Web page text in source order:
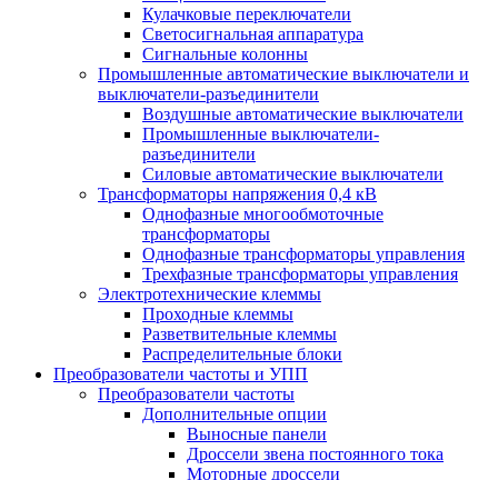
Кулачковые переключатели
Светосигнальная аппаратура
Сигнальные колонны
Промышленные автоматические выключатели и
выключатели-разъединители
Воздушные автоматические выключатели
Промышленные выключатели-
разъединители
Силовые автоматические выключатели
Трансформаторы напряжения 0,4 кВ
Однофазные многообмоточные
трансформаторы
Однофазные трансформаторы управления
Трехфазные трансформаторы управления
Электротехнические клеммы
Проходные клеммы
Разветвительные клеммы
Распределительные блоки
Преобразователи частоты и УПП
Преобразователи частоты
Дополнительные опции
Выносные панели
Дроссели звена постоянного тока
Моторные дроссели